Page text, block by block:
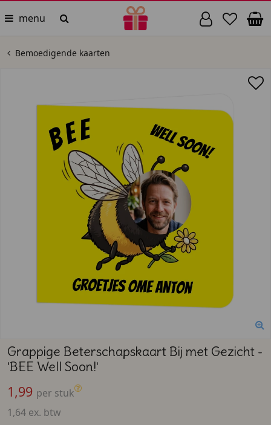
menu
Bemoedigende kaarten
Grappige Beterschapskaart Bij met Gezicht -
'BEE Well Soon!'
1,99 per stuk
1,64 ex. btw